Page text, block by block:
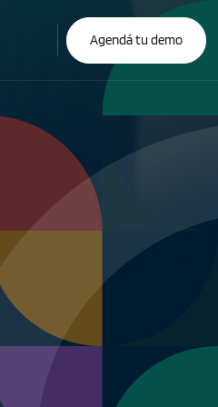
Agendá tu demo